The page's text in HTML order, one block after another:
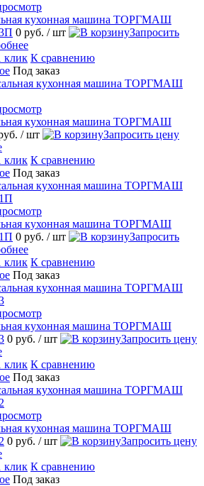
кухонная машина ТОРГМАШ
0 руб. / шт
Запросить
клик К сравнению
Под заказ
кухонная машина ТОРГМАШ
/ шт
Запросить цену
клик К сравнению
Под заказ
кухонная машина ТОРГМАШ
0 руб. / шт
Запросить
клик К сравнению
Под заказ
кухонная машина ТОРГМАШ
0 руб. / шт
Запросить цену
клик К сравнению
Под заказ
кухонная машина ТОРГМАШ
0 руб. / шт
Запросить цену
клик К сравнению
Под заказ